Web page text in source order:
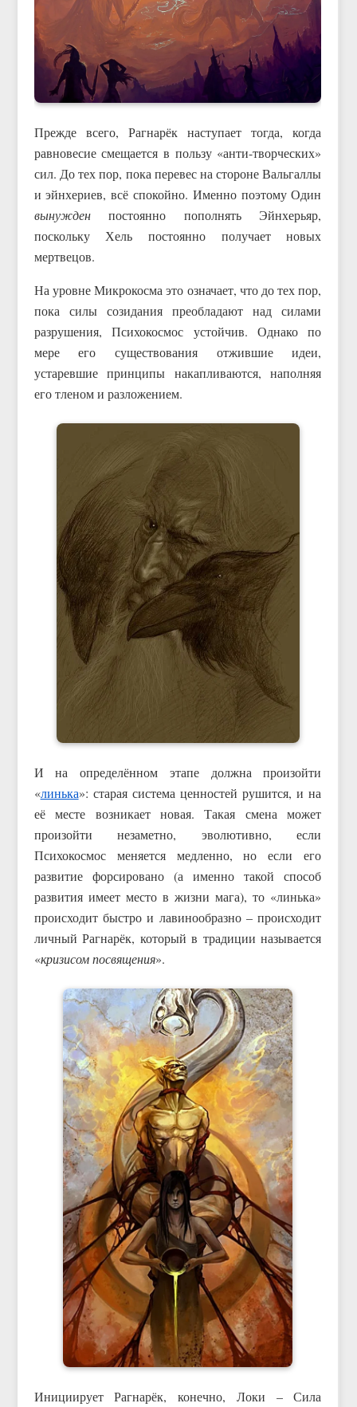
Прежде всего, Рагнарёк наступает тогда, когда
равновесие смещается в пользу «анти-творческих»
сил. До тех пор, пока перевес на стороне Вальгаллы
и эйнхериев, всё спокойно. Именно поэтому Один
вынужденпостоянно пополнять Эйнхерьяр,
поскольку Хель постоянно получает новых
мертвецов.
На уровне Микрокосма это означает, что до тех пор,
пока силы созидания преобладают над силами
разрушения, Психокосмос устойчив. Однако по
мере его существования отжившие идеи,
устаревшие принципы накапливаются, наполняя
его тленом и разложением.
И на определённом этапе должна произойти
«линька»: старая система ценностей рушится, и на
её месте возникает новая. Такая смена может
произойти незаметно, эволютивно, если
Психокосмос меняется медленно, но если его
развитие форсировано (а именно такой способ
развития имеет место в жизни мага), то «линька»
происходит быстро и лавинообразно – происходит
личный Рагнарёк, который в традиции называется
«кризисом посвящения».
Инициирует Рагнарёк, конечно, Локи – Сила